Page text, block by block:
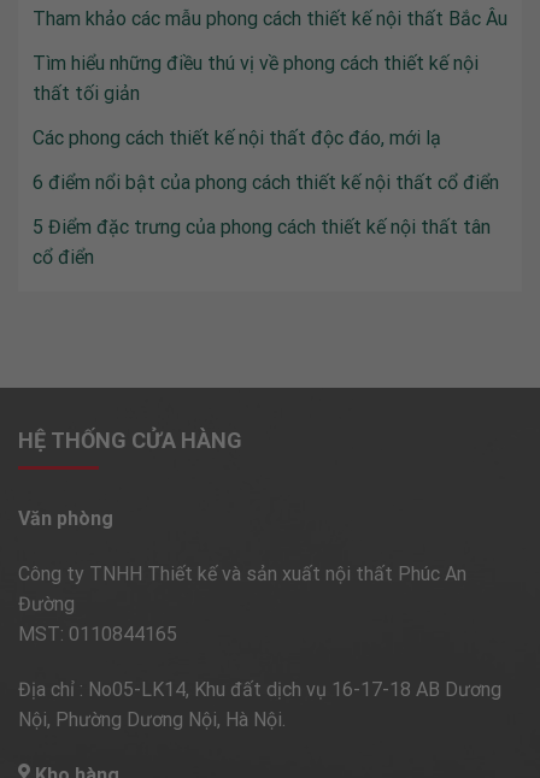
Tham khảo các mẫu phong cách thiết kế nội thất Bắc Âu
Tìm hiểu những điều thú vị về phong cách thiết kế nội
thất tối giản
Các phong cách thiết kế nội thất độc đáo, mới lạ
6 điểm nổi bật của phong cách thiết kế nội thất cổ điển
5 Điểm đặc trưng của phong cách thiết kế nội thất tân
cổ điển
HỆ THỐNG CỬA HÀNG
Văn phòng
Công ty TNHH Thiết kế và sản xuất nội thất Phúc An
Đường
MST: 0110844165
Địa chỉ : No05-LK14, Khu đất dịch vụ 16-17-18 AB Dương
Nội, Phường Dương Nội, Hà Nội.